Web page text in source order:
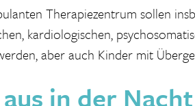
Therapiezentrum sollen
kardiologischen,
aber auch Kinder mit
in der Nac